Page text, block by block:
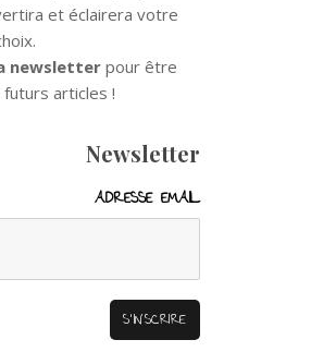
et éclairera votre
newsletterpour être
articles !
Newsletter
ADRESSE EMAIL